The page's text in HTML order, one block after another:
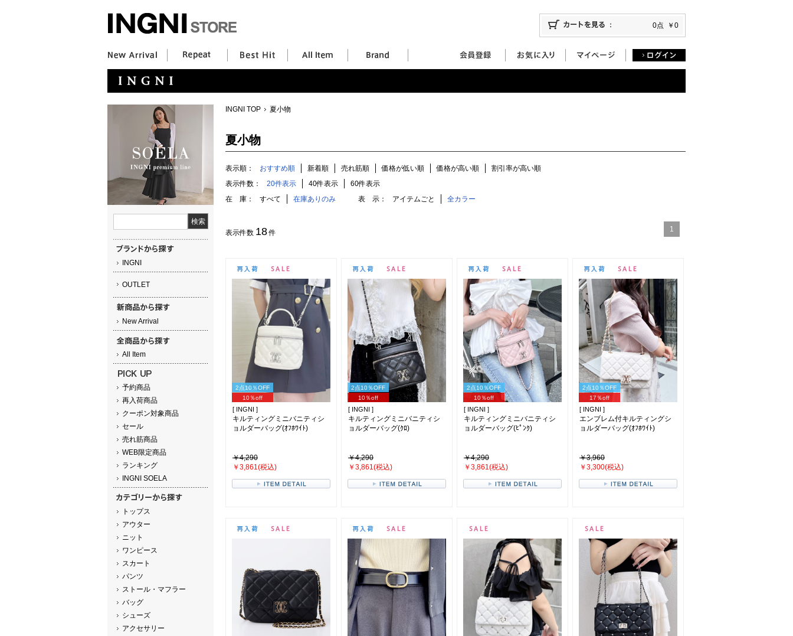
0点 ￥0
INGNI
OUTLET
New Arrival
All Item
予約商品
再入荷商品
クーポン対象商品
セール
売れ筋商品
WEB限定商品
ランキング
INGNI SOELA
トップス
アウター
ニット
ワンピース
スカート
パンツ
ストール・マフラー
バッグ
シューズ
アクセサリー
INGNI TOP 夏小物
夏小物
表示順： おすすめ順 新着順 売れ筋順 価格が低い順 価格が高い順
割引率が高い順
表示件数：
20件表示 40件表示
60件表示
在 庫：
すべて 在庫ありのみ 表 示： アイテムごと 全カラー
表示件数 18 件 1
2点10％OFF
10％off
[ INGNI ]
キルティングミニバニティシ
ョルダーバッグ(ｵﾌﾎﾜｲﾄ)
￥4,290
￥3,861(税込)
2点10％OFF
10％off
[ INGNI ]
キルティングミニバニティシ
ョルダーバッグ(ｸﾛ)
￥4,290
￥3,861(税込)
2点10％OFF
10％off
[ INGNI ]
キルティングミニバニティシ
ョルダーバッグ(ﾋﾟﾝｸ)
￥4,290
￥3,861(税込)
2点10％OFF
17％off
[ INGNI ]
エンブレム付キルティングシ
ョルダーバッグ(ｵﾌﾎﾜｲﾄ)
￥3,960
￥3,300(税込)